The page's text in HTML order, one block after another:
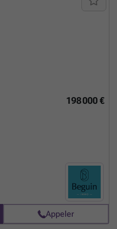
Delhaize, Okay en Aldi.
een wekelijkse markt in de buurt.
u verdere inlichtingen of een
eigenaar via ###
198 000 €
Appeler